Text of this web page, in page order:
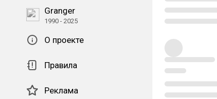
Granger
1990 - 2025
О проекте
Правила
Реклама